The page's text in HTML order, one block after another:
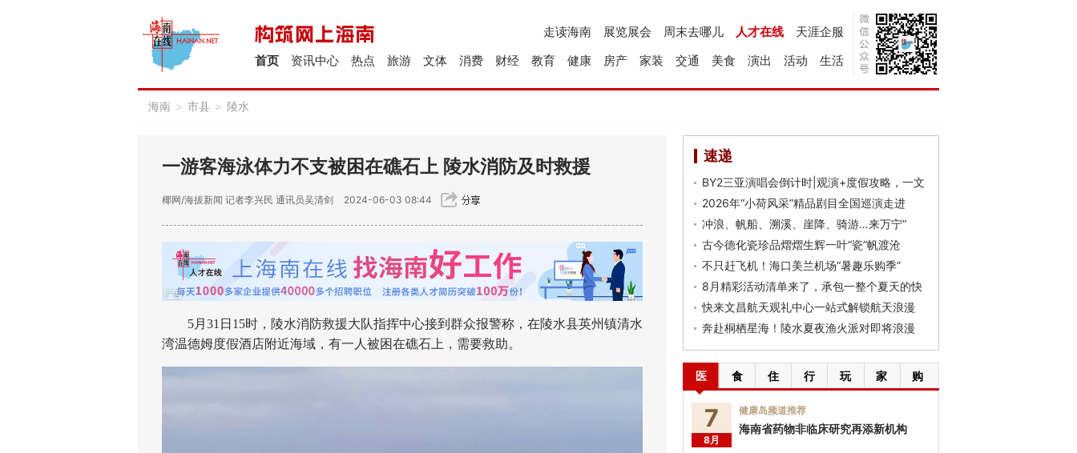
天涯企服
人才在线
周末去哪儿
展览展会
走读海南
生活
活动
演出
美食
交通
家装
房产
健康
教育
财经
消费
文体
旅游
热点
资讯中心
首页
海南 > 市县 > 陵水
一游客海泳体力不支被困在礁石上 陵水消防及时救援
椰网/海拔新闻 记者李兴民 通讯员吴清剑 2024-06-03 08:44
5月31日15时，陵水消防救援大队指挥中心接到群众报警称，在陵水县英州镇清水
湾温德姆度假酒店附近海域，有一人被困在礁石上，需要救助。
速递
BY2三亚演唱会倒计时|观演+度假攻略，一文
2026年“小荷风采”精品剧目全国巡演走进
冲浪、帆船、溯溪、崖降、骑游…来万宁“
古今德化瓷珍品熠熠生辉一叶“瓷”帆渡沧
不只赶飞机！海口美兰机场“暑趣乐购季”
8月精彩活动清单来了，承包一整个夏天的快
快来文昌航天观礼中心一站式解锁航天浪漫
奔赴桐栖星海！陵水夏夜渔火派对即将浪漫
医 食 住 行 玩 家 购
7
8月
健康岛频道推荐
海南省药物非临床研究再添新机构